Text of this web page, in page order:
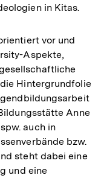
in Kitas.
vor und
Aspekte,
Hintergrundfolie
Anne
auch in
bzw.
steht dabei eine
und eine